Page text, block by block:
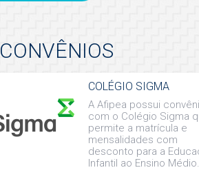
CONVÊNIOS
COLÉGIO SIGMA
A Afipea possui
com o Colégio Sigma
permite a matrícula e
mensalidades com
desconto para a
Infantil ao Ensino Médio.